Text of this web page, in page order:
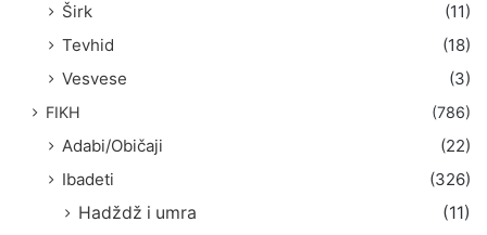
Širk
(11)
Tevhid
(18)
Vesvese
(3)
FIKH (786)
Adabi/Običaji
(22)
Ibadeti
(326)
Hadždž i umra
(11)